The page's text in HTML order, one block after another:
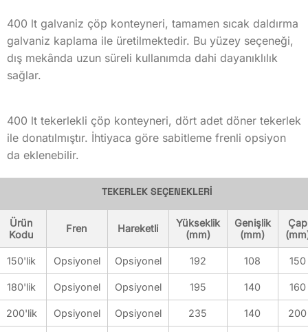
METAL KONTEYNER ÖLÇÜLERİ VE OPSİYON LİSTESİ
400 lt galvaniz çöp konteyneri, tamamen sıcak daldırma
galvaniz kaplama ile üretilmektedir. Bu yüzey seçeneği,
dış mekânda uzun süreli kullanımda dahi dayanıklılık
sağlar.
Ürün Kodu
BDB.10240-A
BDB.10400-A
BDB.11100-A
400 lt tekerlekli çöp konteyneri, dört adet döner tekerlek
ile donatılmıştır. İhtiyaca göre sabitleme frenli opsiyon
da eklenebilir.
TEKERLEK SEÇENEKLERİ
Ürün
Kodu
Fren Hareketli
Yükseklik
(mm)
Genişlik
(mm)
Çap
150'lik Opsiyonel Opsiyonel 192 108 150
180'lik Opsiyonel Opsiyonel 195 140 160
200'lik Opsiyonel Opsiyonel 235 140 200